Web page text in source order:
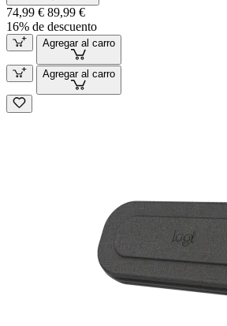
74,99 € 89,99 €
16% de descuento
Agregar al carro
Agregar al carro